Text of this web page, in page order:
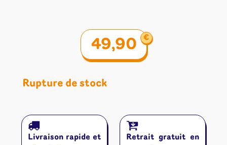
49,90 €
Rupture de stock
Livraison rapide et
Retrait gratuit en